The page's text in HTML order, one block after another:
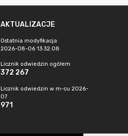
AKTUALIZACJE
Ostatnia modyfikacja
2026-08-06 13:32:08
Licznik odwiedzin ogółem
372 267
Licznik odwiedzin w m-cu 2026-
07
971